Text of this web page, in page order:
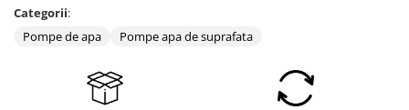
Categorii:
Pompe de apa
Pompe apa de suprafata